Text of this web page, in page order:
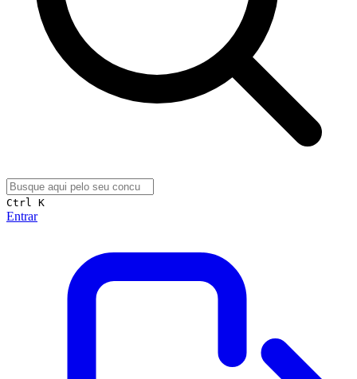
Ctrl K
Entrar